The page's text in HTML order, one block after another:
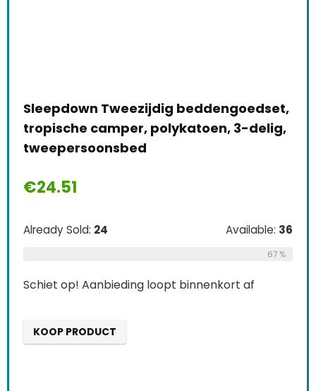
Sleepdown Tweezijdig beddengoedset,
tropische camper, polykatoen, 3-delig,
tweepersoonsbed
€24.51
Already Sold: 24 Available: 36
67 %
Schiet op! Aanbieding loopt binnenkort af
KOOP PRODUCT